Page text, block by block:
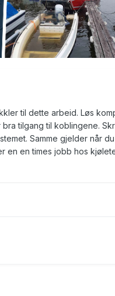
til dette arbeid. Løs
tilgang til koblingene.
Samme gjelder når
en en times jobb hos